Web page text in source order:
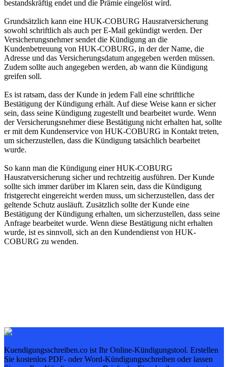
bestandskräftig endet und die Prämie eingelöst wird.
Grundsätzlich kann eine HUK-COBURG Hausratversicherung
sowohl schriftlich als auch per E-Mail gekündigt werden. Der
Versicherungsnehmer sendet die Kündigung an die
Kundenbetreuung von HUK-COBURG, in der der Name, die
Adresse und das Versicherungsdatum angegeben werden müssen.
Zudem sollte auch angegeben werden, ab wann die Kündigung
greifen soll.
Es ist ratsam, dass der Kunde in jedem Fall eine schriftliche
Bestätigung der Kündigung erhält. Auf diese Weise kann er sicher
sein, dass seine Kündigung zugestellt und bearbeitet wurde. Wenn
der Versicherungsnehmer diese Bestätigung nicht erhalten hat, sollte
er mit dem Kundenservice von HUK-COBURG in Kontakt treten,
um sicherzustellen, dass die Kündigung tatsächlich bearbeitet
wurde.
So kann man die Kündigung einer HUK-COBURG
Hausratversicherung sicher und rechtzeitig ausführen. Der Kunde
sollte sich immer darüber im Klaren sein, dass die Kündigung
fristgerecht eingereicht werden muss, um sicherzustellen, dass der
geltende Schutz ausläuft. Zusätzlich sollte der Kunde eine
Bestätigung der Kündigung erhalten, um sicherzustellen, dass seine
Anfrage bearbeitet wurde. Wenn diese Bestätigung nicht erhalten
wurde, ist es sinnvoll, sich an den Kundendienst von HUK-
COBURG zu wenden.
Kuendigungsschreiben.co ist Ihr Online-Kündigungstool. Erstellen
Sie kostenlos PDF- oder Word-Kündigungsschreiben oder lassen